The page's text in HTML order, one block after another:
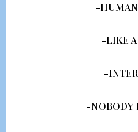
-
-LIKE
-
-NOBODY